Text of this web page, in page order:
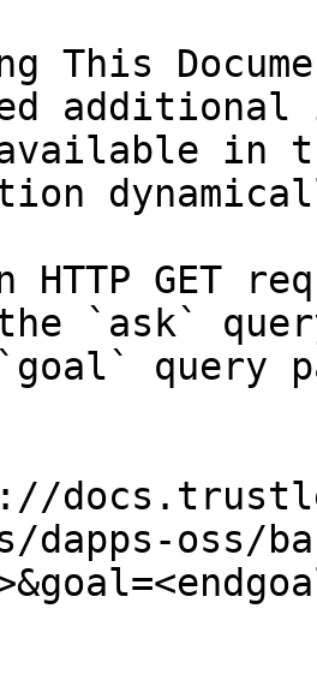
This
in
HTTP GET
`ask`
query
dapps-oss/